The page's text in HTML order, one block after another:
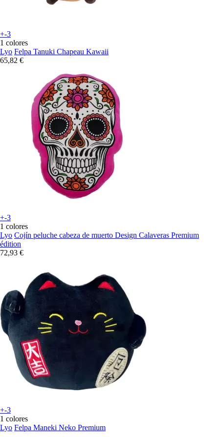
+-3
1 colores
Lyo Felpa Tanuki Chapeau Kawaii
65,82 €
+-3
1 colores
Lyo Cojín peluche cabeza de muerto Design Calaveras Premium
édition
72,93 €
+-3
1 colores
Lyo Felpa Maneki Neko Premium